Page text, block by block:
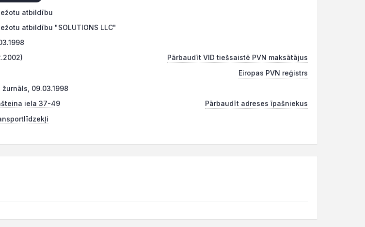
atbildību
atbildību "SOLUTIONS LLC"
Pārbaudīt VID tiešsaistē PVN maksātājus
Eiropas PVN reģistrs
09.03.1998
iela 37-49
Pārbaudīt adreses īpašniekus